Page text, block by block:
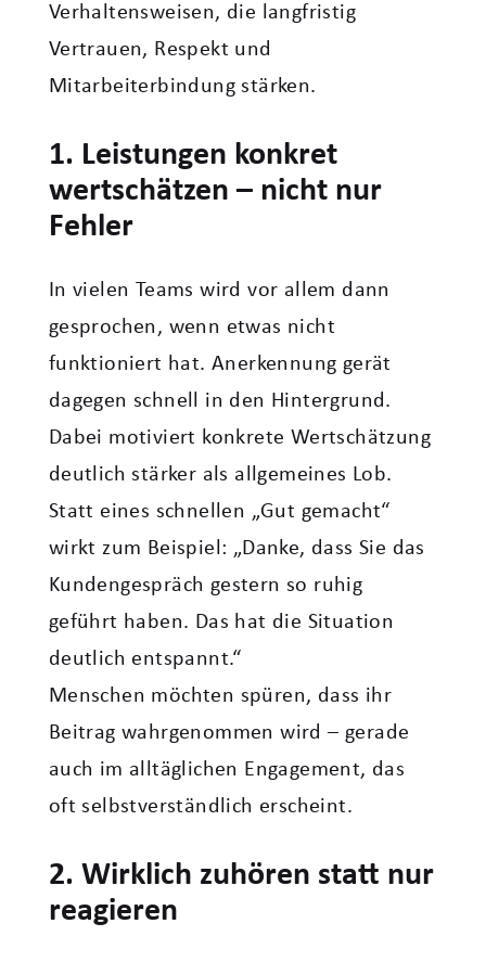
Verhaltensweisen, die langfristig
Vertrauen, Respekt und
Mitarbeiterbindung stärken.
1. Leistungen konkret
wertschätzen – nicht nur
Fehler
In vielen Teams wird vor allem dann
gesprochen, wenn etwas nicht
funktioniert hat. Anerkennung gerät
dagegen schnell in den Hintergrund.
Dabei motiviert konkrete Wertschätzung
deutlich stärker als allgemeines Lob.
Statt eines schnellen „Gut gemacht“
wirkt zum Beispiel: „Danke, dass Sie das
Kundengespräch gestern so ruhig
geführt haben. Das hat die Situation
deutlich entspannt.“
Menschen möchten spüren, dass ihr
Beitrag wahrgenommen wird – gerade
auch im alltäglichen Engagement, das
oft selbstverständlich erscheint.
2. Wirklich zuhören statt nur
reagieren